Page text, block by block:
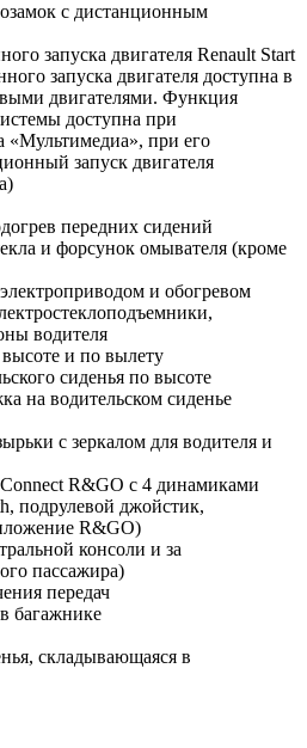
с дистанционным
запуска двигателя Renault Start
запуска двигателя доступна в
двигателями. Функция
доступна при
«Мультимедиа», при его
запуск двигателя
передних сидений
и форсунок омывателя (кроме
и обогревом
водителя
и по вылету
сиденья по высоте
на водительском сиденье
с зеркалом для водителя и
R&GO с 4 динамиками
подрулевой джойстик,
R&GO)
консоли и за
пассажира)
передач
багажнике
складывающаяся в